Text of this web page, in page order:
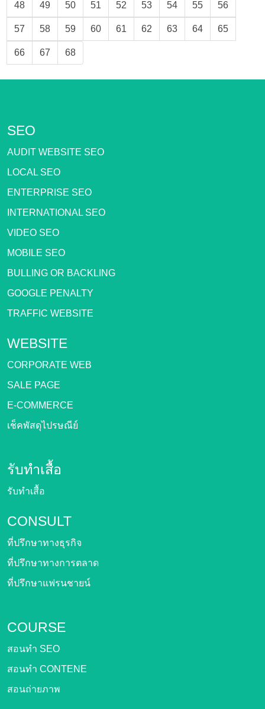
48 49 50 51 52 53 54 55 56
57 58 59 60 61 62 63 64 65
66 67 68
SEO
AUDIT WEBSITE SEO
LOCAL SEO
ENTERPRISE SEO
INTERNATIONAL SEO
VIDEO SEO
MOBILE SEO
BULLING OR BACKLING
GOOGLE PENALTY
TRAFFIC WEBSITE
WEBSITE
CORPORATE WEB
SALE PAGE
E-COMMERCE
เช็คพัสดุไปรษณีย์
รับทำเสื้อ
รับทำเสื้อ
CONSULT
ที่ปรึกษาทางธุรกิจ
ที่ปรึกษาทางการตลาด
ที่ปรึกษาแฟรนชายน์
COURSE
สอนทำ SEO
สอนทำ CONTENE
สอนถ่ายภาพ